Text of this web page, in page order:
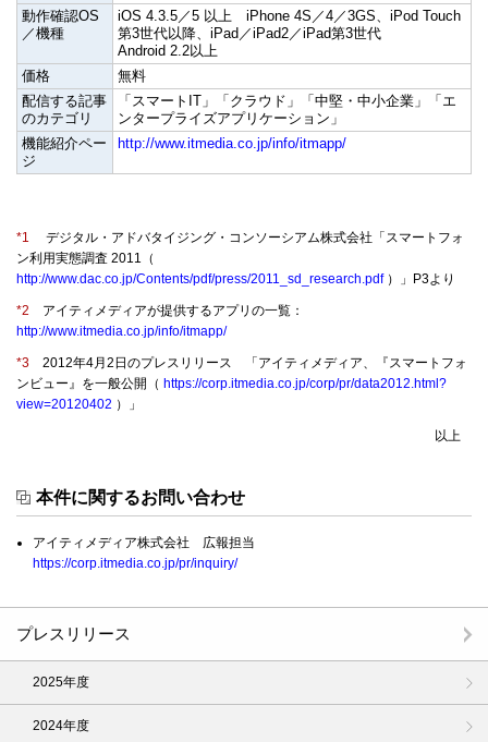
動作確認OS
／機種
iOS 4.3.5／5 以上 iPhone 4S／4／3GS、iPod Touch
第3世代以降、iPad／iPad2／iPad第3世代
Android 2.2以上
価格
無料
配信する記事
のカテゴリ
「スマートIT」「クラウド」「中堅・中小企業」「エ
ンタープライズアプリケーション」
機能紹介ペー
ジ
http://www.itmedia.co.jp/info/itmapp/
*1 デジタル・アドバタイジング・コンソーシアム株式会社「スマートフォ
ン利用実態調査 2011（
http://www.dac.co.jp/Contents/pdf/press/2011_sd_research.pdf）」P3より
*2 アイティメディアが提供するアプリの一覧：
http://www.itmedia.co.jp/info/itmapp/
*3 2012年4月2日のプレスリリース 「アイティメディア、『スマートフォ
ンビュー』を一般公開（ https://corp.itmedia.co.jp/corp/pr/data2012.html?
view=20120402 ）」
以上
本件に関するお問い合わせ
アイティメディア株式会社 広報担当
https://corp.itmedia.co.jp/pr/inquiry/
プレスリリース
2025年度
2024年度